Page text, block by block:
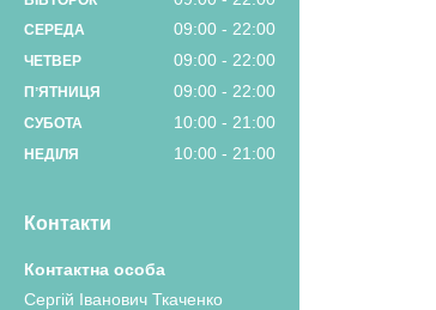
СЕРЕДА 09:00 22:00
ЧЕТВЕР 09:00 22:00
ПʼЯТНИЦЯ 09:00 22:00
СУБОТА 10:00 21:00
НЕДІЛЯ 10:00 21:00
Контакти
Сергій Іванович Ткаченко